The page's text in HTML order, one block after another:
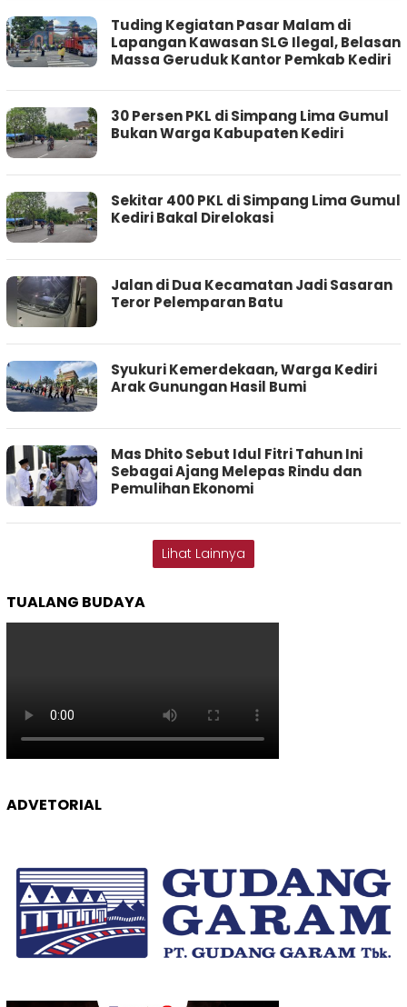
Tuding Kegiatan Pasar Malam di
Lapangan Kawasan SLG Ilegal, Belasan
Massa Geruduk Kantor Pemkab Kediri
30 Persen PKL di Simpang Lima Gumul
Bukan Warga Kabupaten Kediri
Sekitar 400 PKL di Simpang Lima Gumul
Kediri Bakal Direlokasi
Jalan di Dua Kecamatan Jadi Sasaran
Teror Pelemparan Batu
Syukuri Kemerdekaan, Warga Kediri
Arak Gunungan Hasil Bumi
Mas Dhito Sebut Idul Fitri Tahun Ini
Sebagai Ajang Melepas Rindu dan
Pemulihan Ekonomi
Lihat Lainnya
TUALANG BUDAYA
ADVETORIAL